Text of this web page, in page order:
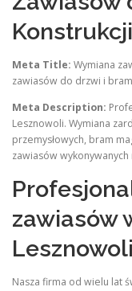
Meta Title: Wymiana
zawiasów do drzwi i
Meta Description:
Lesznowoli. Wymiana
przemysłowych, bram
zawiasów
zawiasów
Lesznowoli
Nasza firma od wielu lat